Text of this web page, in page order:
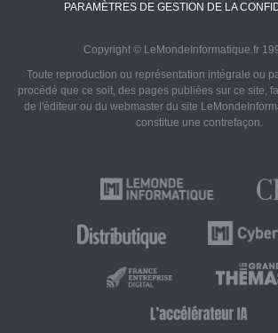
PARAMÈTRES DE GESTION DE LA
Copyright © LeMondeInformatique.fr
Toute reproduction ou représentation intégrale ou
procédé que ce soit, des pages publiées sur ce site,
de l'éditeur ou du webmaster du site
constitue une contrefaçon.